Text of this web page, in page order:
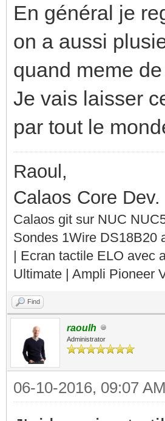
En général je
on a aussi
quand meme
Je vais laisser
par tout le
Raoul,
Calaos Core Dev.
Calaos git sur NUC
Sondes 1Wire DS18B20
| Ecran tactile ELO avec
Ultimate | Ampli Pioneer
Find
raoulh
Administrator
06-10-2016, 09:07 AM